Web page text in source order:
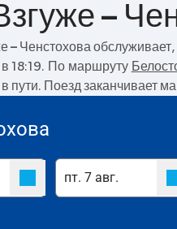
–
– Ченстохова
18:19. По маршруту
пути. Поезд заканчивает